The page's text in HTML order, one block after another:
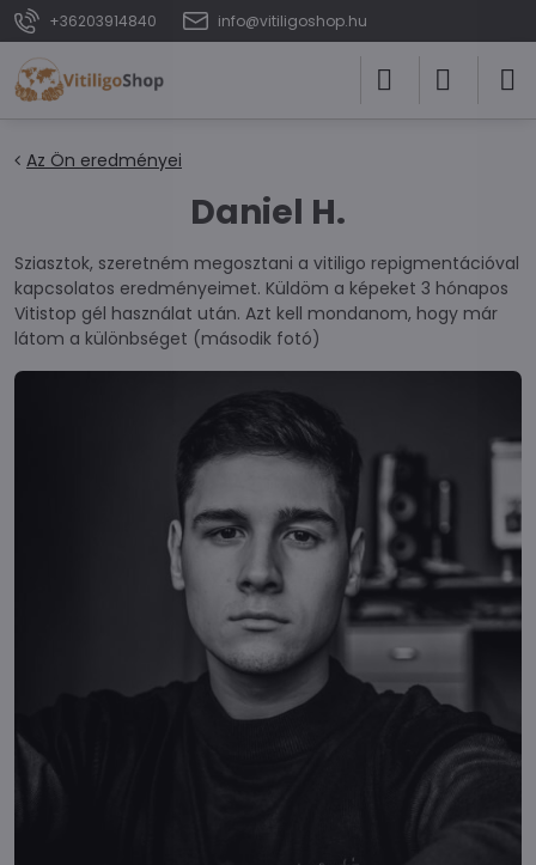
+36203914840 info@vitiligoshop.hu
Az Ön eredményei
Daniel H.
Sziasztok, szeretném megosztani a vitiligo repigmentációval
kapcsolatos eredményeimet. Küldöm a képeket 3 hónapos
Vitistop gél használat után. Azt kell mondanom, hogy már
látom a különbséget (második fotó)